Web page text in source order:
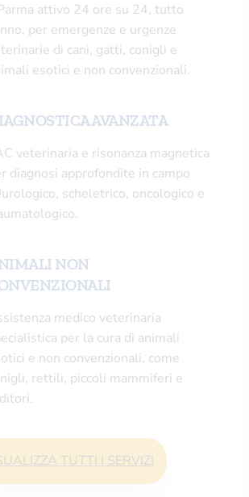
attivo 24 ore su 24, tutto
per emergenze e urgenze
di cani, gatti, conigli e
esotici e non convenzionali.
AVANZATA
veterinaria e risonanza magnetica
diagnosi approfondite in campo
scheletrico, oncologico e
NON
medico veterinaria
per la cura di animali
e non convenzionali, come
rettili, piccoli mammiferi e
TUTTI I SERVIZI